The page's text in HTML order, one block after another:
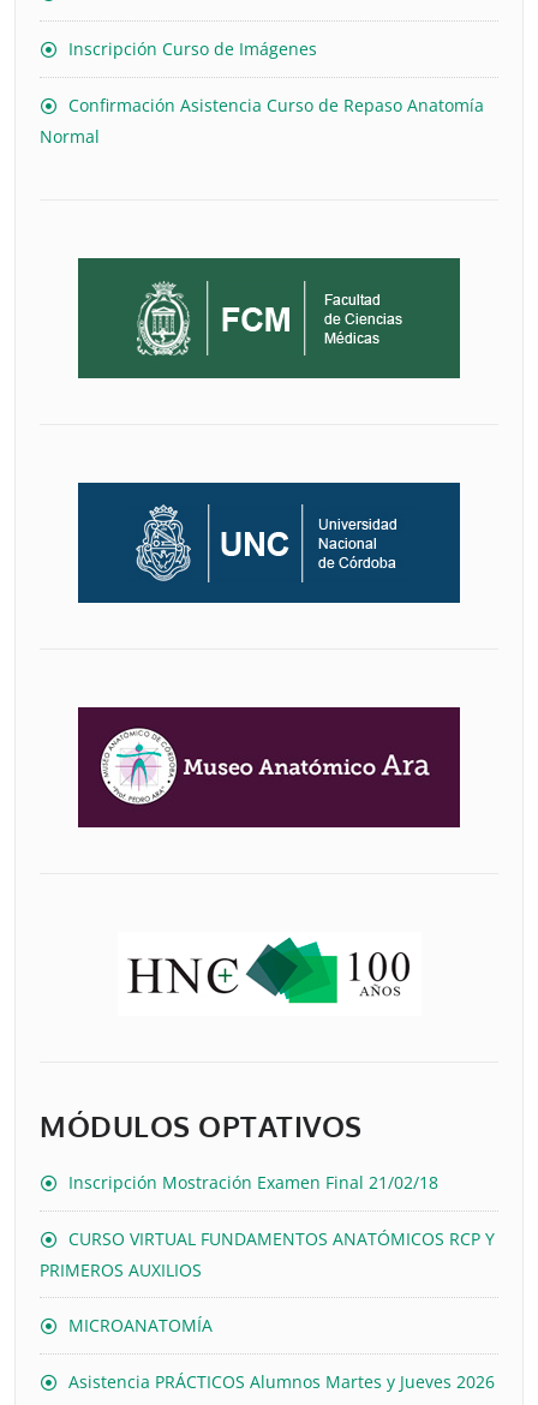
Inscripción Curso de Imágenes
Confirmación Asistencia Curso de Repaso Anatomía
Normal
MÓDULOS OPTATIVOS
Inscripción Mostración Examen Final 21/02/18
CURSO VIRTUAL FUNDAMENTOS ANATÓMICOS RCP Y
PRIMEROS AUXILIOS
MICROANATOMÍA
Asistencia PRÁCTICOS Alumnos Martes y Jueves 2026